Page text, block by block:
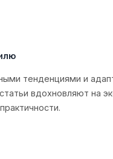
тенденциями и
вдохновляют на